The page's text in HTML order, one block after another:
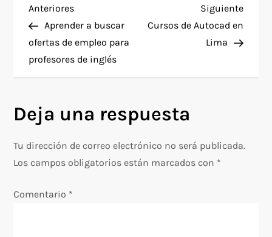
N
a
v
g
a
Entrada
anterior
Anteriores
Aprender a buscar
ofertas de empleo para
profesores de inglés
Siguiente
Cursos de Autocad en
Lima
Deja una respuesta
Tu dirección de correo electrónico no será publicada.
Los campos obligatorios están marcados con *
Comentario *